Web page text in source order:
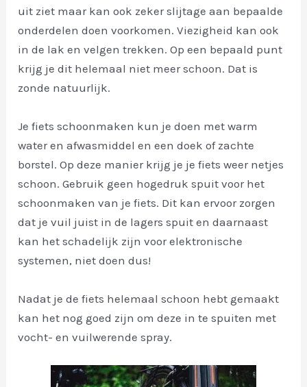
uit ziet maar kan ook zeker slijtage aan bepaalde
onderdelen doen voorkomen. Viezigheid kan ook
in de lak en velgen trekken. Op een bepaald punt
krijg je dit helemaal niet meer schoon. Dat is
zonde natuurlijk.
Je fiets schoonmaken kun je doen met warm
water en afwasmiddel en een doek of zachte
borstel. Op deze manier krijg je je fiets weer netjes
schoon. Gebruik geen hogedruk spuit voor het
schoonmaken van je fiets. Dit kan ervoor zorgen
dat je vuil juist in de lagers spuit en daarnaast
kan het schadelijk zijn voor elektronische
systemen, niet doen dus!
Nadat je de fiets helemaal schoon hebt gemaakt
kan het nog goed zijn om deze in te spuiten met
vocht- en vuilwerende spray.